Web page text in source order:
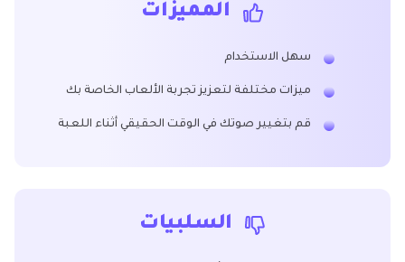
المميزات
سهل الاستخدام
ميزات مختلفة لتعزيز تجربة الألعاب الخاصة بك
قم بتغيير صوتك في الوقت الحقيقي أثناء اللعبة
السلبيات